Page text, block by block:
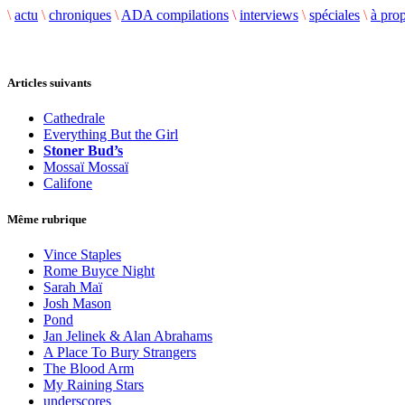
\ actu \ chroniques \ ADA compilations \ interviews \ spéciales \ à
Articles suivants
Cathedrale
Everything But the Girl
Stoner Bud’s
Mossaï Mossaï
Califone
Même rubrique
Vince Staples
Rome Buyce Night
Sarah Maï
Josh Mason
Pond
Jan Jelinek & Alan Abrahams
A Place To Bury Strangers
The Blood Arm
My Raining Stars
underscores